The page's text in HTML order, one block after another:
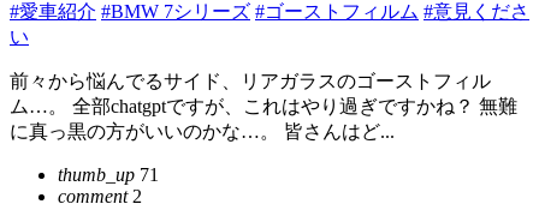
#愛車紹介 #BMW 7シリーズ #ゴーストフィルム #意見くださ
い
前々から悩んでるサイド、リアガラスのゴーストフィル
ム…。 全部chatgptですが、これはやり過ぎですかね？ 無難
に真っ黒の方がいいのかな…。 皆さんはど...
thumb_up 71
comment2